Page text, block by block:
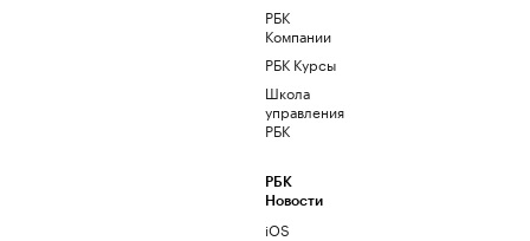
РБК
Компании
РБК Курсы
Школа
управления
РБК
РБК
Новости
iOS